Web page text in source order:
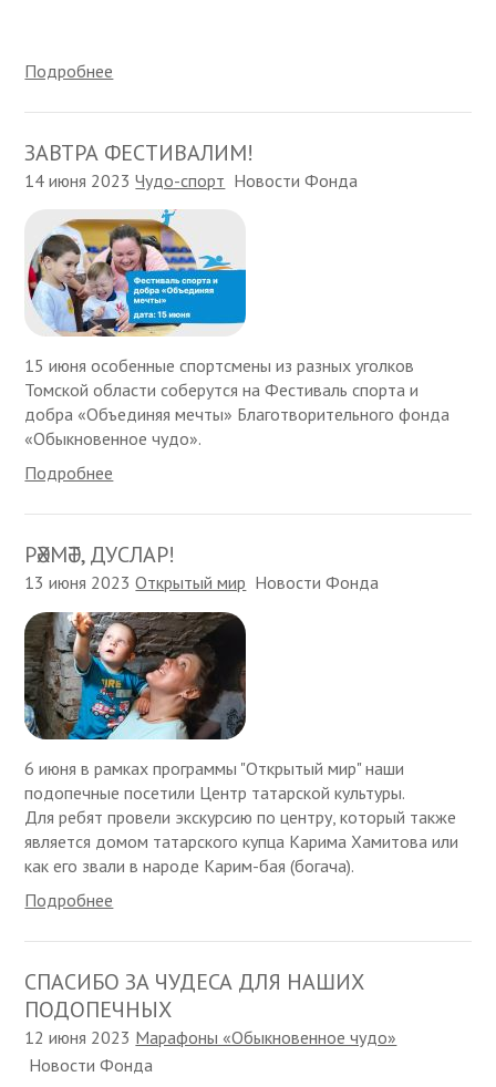
Подробнее
ЗАВТРА ФЕСТИВАЛИМ!
14 июня 2023Чудо-спорт Новости Фонда
15 июня особенные спортсмены из разных уголков
Томской области соберутся на Фестиваль спорта и
добра «Объединяя мечты» Благотворительного фонда
«Обыкновенное чудо».
Подробнее
РӘХМӘТ, ДУСЛАР!
13 июня 2023Открытый мир Новости Фонда
6 июня в рамках программы "Открытый мир" наши
подопечные посетили Центр татарской культуры.
Для ребят провели экскурсию по центру, который также
является домом татарского купца Карима Хамитова или
как его звали в народе Карим-бая (богача).
Подробнее
СПАСИБО ЗА ЧУДЕСА ДЛЯ НАШИХ
ПОДОПЕЧНЫХ
12 июня 2023 Марафоны «Обыкновенное чудо»
Новости Фонда